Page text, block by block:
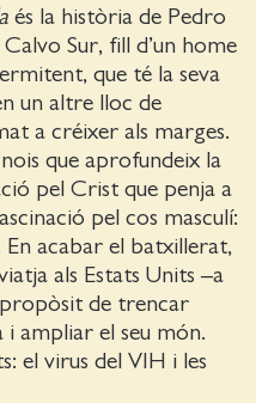
és la història de Pedro
Sur, fill d’un home
que té la seva
un altre lloc de
a créixer als marges.
que aprofundeix la
pel Crist que penja a
pel cos masculí:
En acabar el batxillerat,
als Estats Units –a
de trencar
i ampliar el seu món.
el virus del VIH i les